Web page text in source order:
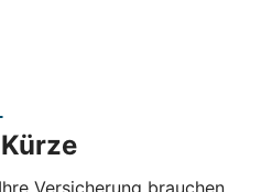
Versicherung brauchen